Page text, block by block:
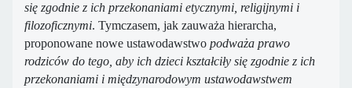
się zgodnie z ich przekonaniami etycznymi, religijnymi i
filozoficznymi. Tymczasem, jak zauważa hierarcha,
proponowane nowe ustawodawstwo podważa prawo
rodziców do tego, aby ich dzieci kształciły się zgodnie z ich
przekonaniami i międzynarodowym ustawodawstwem